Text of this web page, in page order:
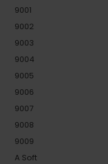
9001
9002
9003
9004
9005
9006
9007
9008
9009
A Soft